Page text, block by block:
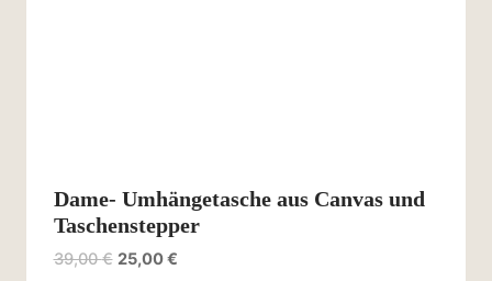
Dame- Umhängetasche aus Canvas und
Taschenstepper
39,00€ Ursprünglicher
25,00€Aktueller